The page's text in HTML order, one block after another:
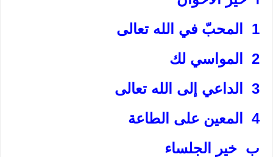
1 المحبّ في الله تعالى‏
2 المواسي لك‏
3 الداعي إلى الله تعالى‏
4 المعين على الطاعة
ب خير الجلساء